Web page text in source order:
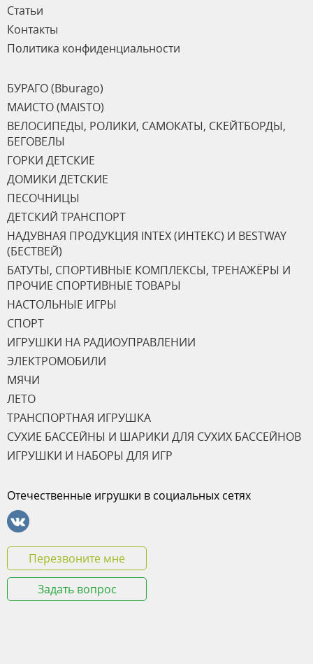
Статьи
Контакты
Политика конфиденциальности
БУРАГО (Bburago)
МАИСТО (MAISTO)
ВЕЛОСИПЕДЫ, РОЛИКИ, САМОКАТЫ, СКЕЙТБОРДЫ,
БЕГОВЕЛЫ
ГОРКИ ДЕТСКИЕ
ДОМИКИ ДЕТСКИЕ
ПЕСОЧНИЦЫ
ДЕТСКИЙ ТРАНСПОРТ
НАДУВНАЯ ПРОДУКЦИЯ INTEX (ИНТЕКС) И BESTWAY
(БЕСТВЕЙ)
БАТУТЫ, СПОРТИВНЫЕ КОМПЛЕКСЫ, ТРЕНАЖЁРЫ И
ПРОЧИЕ СПОРТИВНЫЕ ТОВАРЫ
НАСТОЛЬНЫЕ ИГРЫ
СПОРТ
ИГРУШКИ НА РАДИОУПРАВЛЕНИИ
ЭЛЕКТРОМОБИЛИ
МЯЧИ
ЛЕТО
ТРАНСПОРТНАЯ ИГРУШКА
СУХИЕ БАССЕЙНЫ И ШАРИКИ ДЛЯ СУХИХ БАССЕЙНОВ
ИГРУШКИ И НАБОРЫ ДЛЯ ИГР
Отечественные игрушки в социальных сетях
Перезвоните мне
Задать вопрос